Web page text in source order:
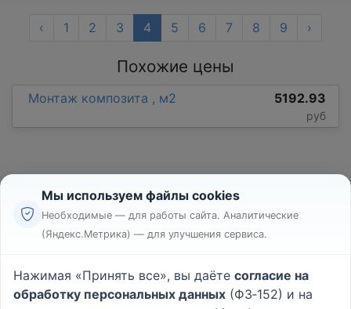
‹ 1 2 3 4 5 6 7 8 9 ›
Похожие цены
Монтаж композита , м2 5192.93
руб
Реклама
Пользовательское соглашение
Политика конфиденциальности
Мы используем файлы cookies
Необходимые — для работы сайта. Аналитические
(Яндекс.Метрика) — для улучшения сервиса.
Нажимая «Принять все», вы даёте согласие на
обработку персональных данных (ФЗ‑152) и на